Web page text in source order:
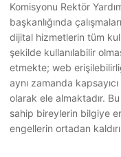
Komisyonu Rektör
başkanlığında
dijital hizmetlerin tüm
şekilde kullanılabilir
etmekte; web
aynı zamanda
olarak ele almaktadır.
sahip bireylerin bilgiye
engellerin ortadan